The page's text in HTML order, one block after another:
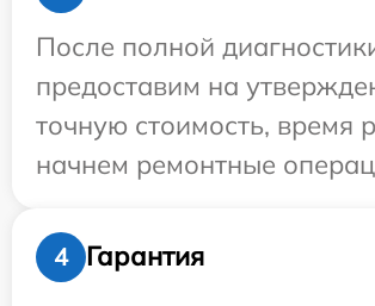
После полной
предоставим на
точную стоимость, время
начнем ремонтные
4
Гарантия